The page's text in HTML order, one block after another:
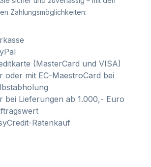
Zahlungsmöglichkeiten:
(MasterCard und VISA)
oder mit EC-MaestroCard bei
bei Lieferungen ab 1.000,- Euro
Ratenkauf